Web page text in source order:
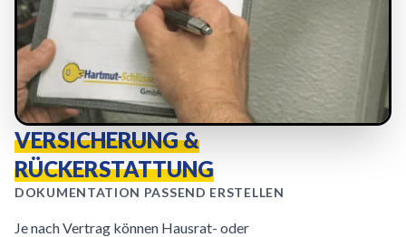
VERSICHERUNG &
RÜCKERSTATTUNG
DOKUMENTATION PASSEND ERSTELLEN
Je nach Vertrag können Hausrat- oder